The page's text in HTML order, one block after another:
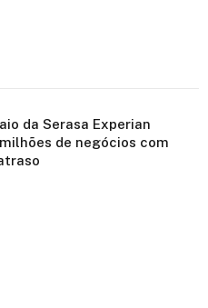
da Serasa Experian
de negócios com